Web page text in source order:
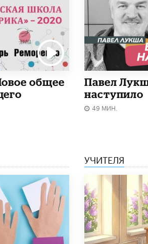
общее
Павел
наступило
49 МИН.
УЧИТЕЛЯ